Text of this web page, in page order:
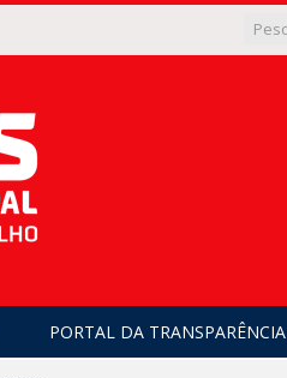
PORTAL DA TRANSPARÊNCIA